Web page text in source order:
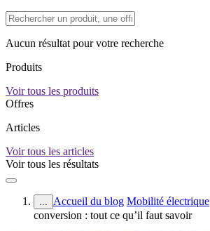
Aucun résultat pour votre recherche
Produits
Voir tous les produits
Offres
Articles
Voir tous les articles
Voir tous les résultats
... Accueil du blog Mobilité électrique
conversion : tout ce qu’il faut savoir